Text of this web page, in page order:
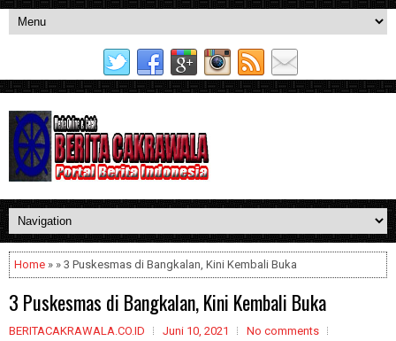
Home » » 3 Puskesmas di Bangkalan, Kini Kembali Buka
3 Puskesmas di Bangkalan, Kini Kembali Buka
BERITACAKRAWALA.CO.ID Juni 10, 2021 No comments